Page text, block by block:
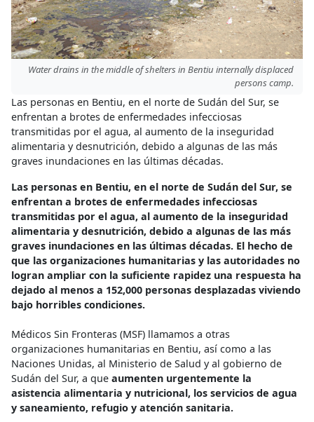
Water drains in the middle of shelters in Bentiu internally displaced
persons camp.
Las personas en Bentiu, en el norte de Sudán del Sur, se
enfrentan a brotes de enfermedades infecciosas
transmitidas por el agua, al aumento de la inseguridad
alimentaria y desnutrición, debido a algunas de las más
graves inundaciones en las últimas décadas.
Las personas en Bentiu, en el norte de Sudán del Sur, se
enfrentan a brotes de enfermedades infecciosas
transmitidas por el agua, al aumento de la inseguridad
alimentaria y desnutrición, debido a algunas de las más
graves inundaciones en las últimas décadas. El hecho de
que las organizaciones humanitarias y las autoridades no
logran ampliar con la suficiente rapidez una respuesta ha
dejado al menos a 152,000 personas desplazadas viviendo
bajo horribles condiciones.
Médicos Sin Fronteras (MSF) llamamos a otras
organizaciones humanitarias en Bentiu, así como a las
Naciones Unidas, al Ministerio de Salud y al gobierno de
Sudán del Sur, a que aumenten urgentemente la
asistencia alimentaria y nutricional, los servicios de agua
y saneamiento, refugio y atención sanitaria.